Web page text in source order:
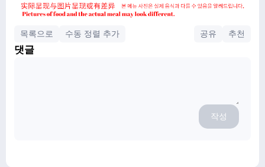
목록으로 수동 정렬 추가 공유 추천
댓글
작성